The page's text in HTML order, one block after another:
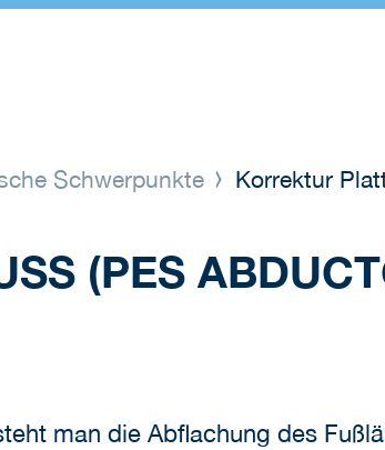
Schwerpunkte Korrektur
(PES
man die Abflachung des